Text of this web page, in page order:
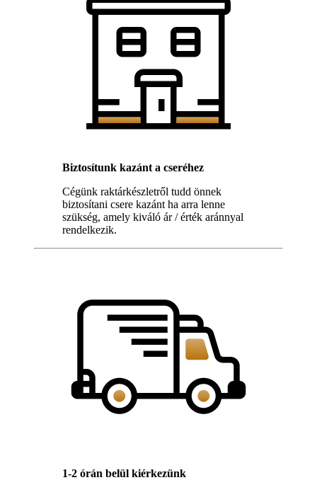
Biztosítunk kazánt a cseréhez
Cégünk raktárkészletről tudd önnek
biztosítani csere kazánt ha arra lenne
szükség, amely kiváló ár / érték aránnyal
rendelkezik.
1-2 órán belül kiérkezünk